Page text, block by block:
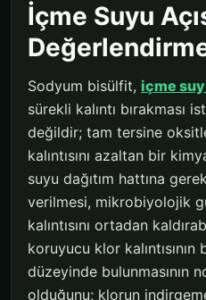
İçme Suyu
Sodyum bisülfit, içme
sürekli kalıntı bırakması
değildir; tam tersine
kalıntısını azaltan bir
suyu dağıtım hattına
verilmesi, mikrobiyolojik
kalıntısını ortadan
koruyucu klor
düzeyinde bulunmasının
olduğunu; klorun